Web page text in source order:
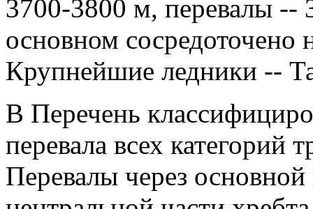
3700-3800 м, перевалы --
основном сосредоточено
Крупнейшие ледники --
В Перечень
перевала всех категорий
Перевалы через